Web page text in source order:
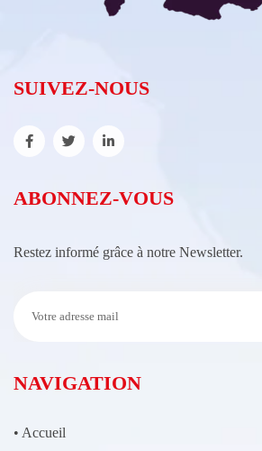
SUIVEZ-NOUS
ABONNEZ-VOUS
Restez informé grâce à notre Newsletter.
NAVIGATION
• Accueil